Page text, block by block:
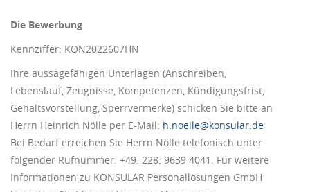
Die Bewerbung
Kennziffer: KON2022607HN
Ihre aussagefähigen Unterlagen (Anschreiben,
Lebenslauf, Zeugnisse, Kompetenzen, Kündigungsfrist,
Gehaltsvorstellung, Sperrvermerke) schicken Sie bitte an
Herrn Heinrich Nölle per E-Mail: h.noelle@konsular.de
Bei Bedarf erreichen Sie Herrn Nölle telefonisch unter
folgender Rufnummer: +49. 228. 9639 4041. Für weitere
Informationen zu KONSULAR Personallösungen GmbH